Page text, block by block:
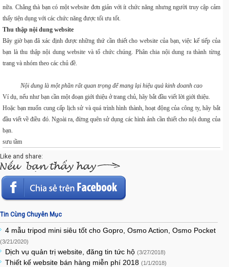
nữa. Chẳng thà bạn có một website đơn giản với ít chức năng nhưng người truy cập cảm
thấy tiện dụng với các chức năng được tối ưu tốt.
Thu thập nội dung website
Bây giờ bạn đã xác định được những thứ cần thiết cho website của bạn, việc kế tiếp của
bạn là thu thập nội dung website và tổ chức chúng. Phân chia nội dung ra thành từng
trang và nhóm theo các chủ đề.
Nội dung là một phần rất quan trọng để mang lại hiệu quả kinh doanh cao
Ví dụ, nếu như bạn cần một đoạn giới thiệu ở trang chủ, hãy bắt đầu viết lời giới thiệu.
Hoặc bạn muốn cung cấp lịch sử và quá trình hình thành, hoạt động của công ty, hãy bắt
đầu viết về điều đó. Ngoài ra, đừng quên sử dụng các hình ảnh cần thiết cho nội dung của
bạn.
sưu tầm
Like and share:
Tin Cùng Chuyên Mục
4 mẫu tripod mini siêu tốt cho Gopro, Osmo Action, Osmo Pocket
(3/21/2020)
Dịch vụ quản trị website, đăng tin tức hộ (3/27/2018)
Thiết kế website bán hàng miễn phí 2018 (1/1/2018)